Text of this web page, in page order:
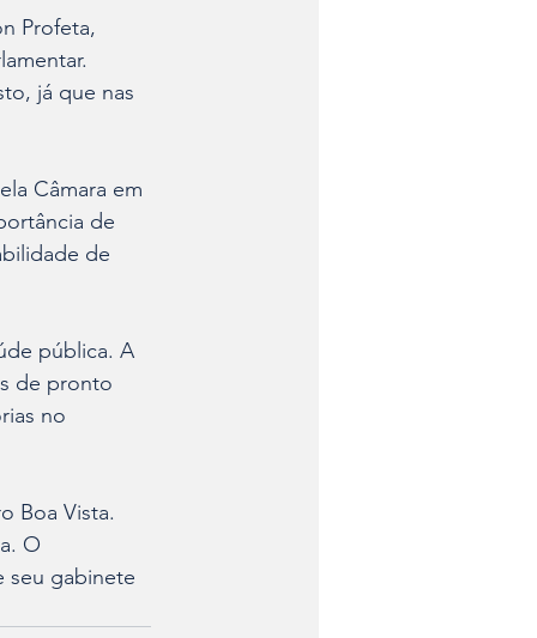
Profeta,
já que nas
Câmara em
de
de
pública. A
de pronto
no
Boa Vista.
O
seu gabinete